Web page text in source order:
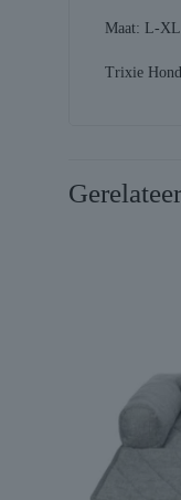
Maat: L-
Trixie